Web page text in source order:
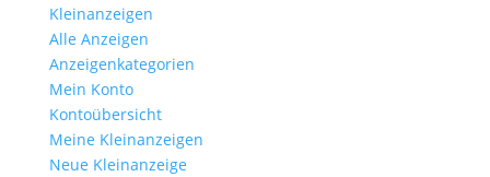
Kleinanzeigen
Alle Anzeigen
Anzeigen­kategorien
Mein Konto
Kontoübersicht
Meine Kleinanzeigen
Neue Kleinanzeige